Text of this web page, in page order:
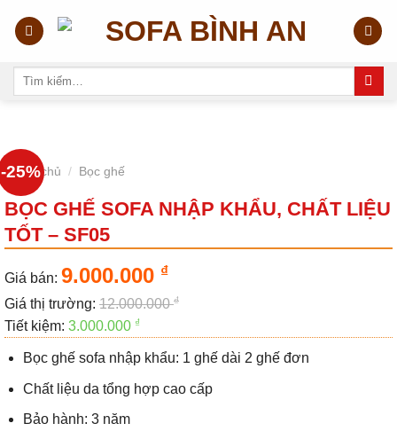
Tìm
-25%
Trang chủ / Bọc ghế
BỌC GHẾ SOFA NHẬP KHẨU, CHẤT LIỆU
TỐT – SF05
Giá bán: 9.000.000 ₫
Giá thị trường: 12.000.000₫
Tiết kiệm: 3.000.000 ₫
Bọc ghế sofa nhập khẩu: 1 ghế dài 2 ghế đơn
Chất liệu da tổng hợp cao cấp
Bảo hành: 3 năm